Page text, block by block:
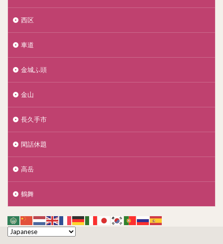
西区
車道
金城ふ頭
金山
長久手市
閑話休題
高岳
鶴舞